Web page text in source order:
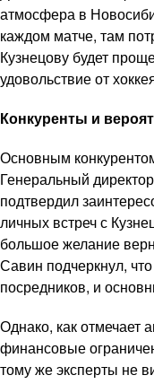
атмосфера в
каждом матче, там
Кузнецову будет
удовольствие от
Конкуренты и
Основным
Генеральный
подтвердил
личных встреч с
большое желание
Савин подчеркнул,
посредников, и
Однако, как отмечает
финансовые
тому же эксперты не